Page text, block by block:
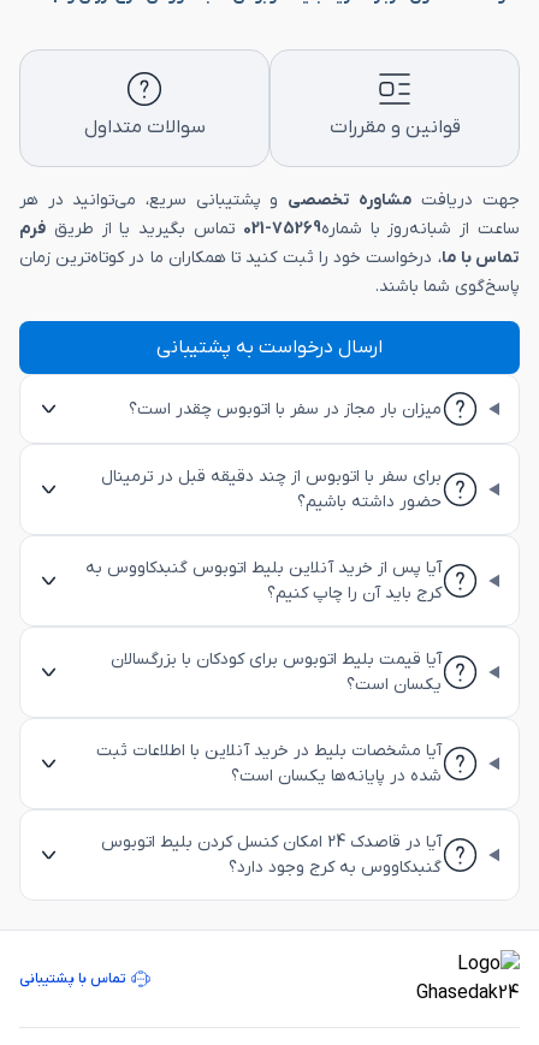
قوانین و مقررات سوالات متداول
جهت دریافت مشاوره تخصصی و پشتیبانی سریع، می‌توانید در هر
ساعت از شبانه‌روز با شماره75269-021 تماس بگیرید یا از طریق فرم
تماس با ما، درخواست خود را ثبت کنید تا همکاران ما در کوتاه‌ترین زمان
پاسخ‌گوی شما باشند.
ارسال درخواست به پشتیبانی
میزان بار مجاز در سفر با اتوبوس چقدر است؟
برای سفر با اتوبوس از چند دقیقه قبل در ترمینال
حضور داشته باشیم؟
آیا پس از خرید آنلاین بلیط اتوبوس گنبدکاووس به
کرج باید آن را چاپ کنیم؟
آیا قیمت بلیط اتوبوس برای کودکان با بزرگسالان
یکسان است؟
آیا مشخصات بلیط در خرید آنلاین با اطلاعات ثبت
شده در پایانه‌ها یکسان است؟
آیا در قاصدک 24 امکان کنسل کردن بلیط اتوبوس
گنبدکاووس به کرج وجود دارد؟
تماس با پشتیبانی